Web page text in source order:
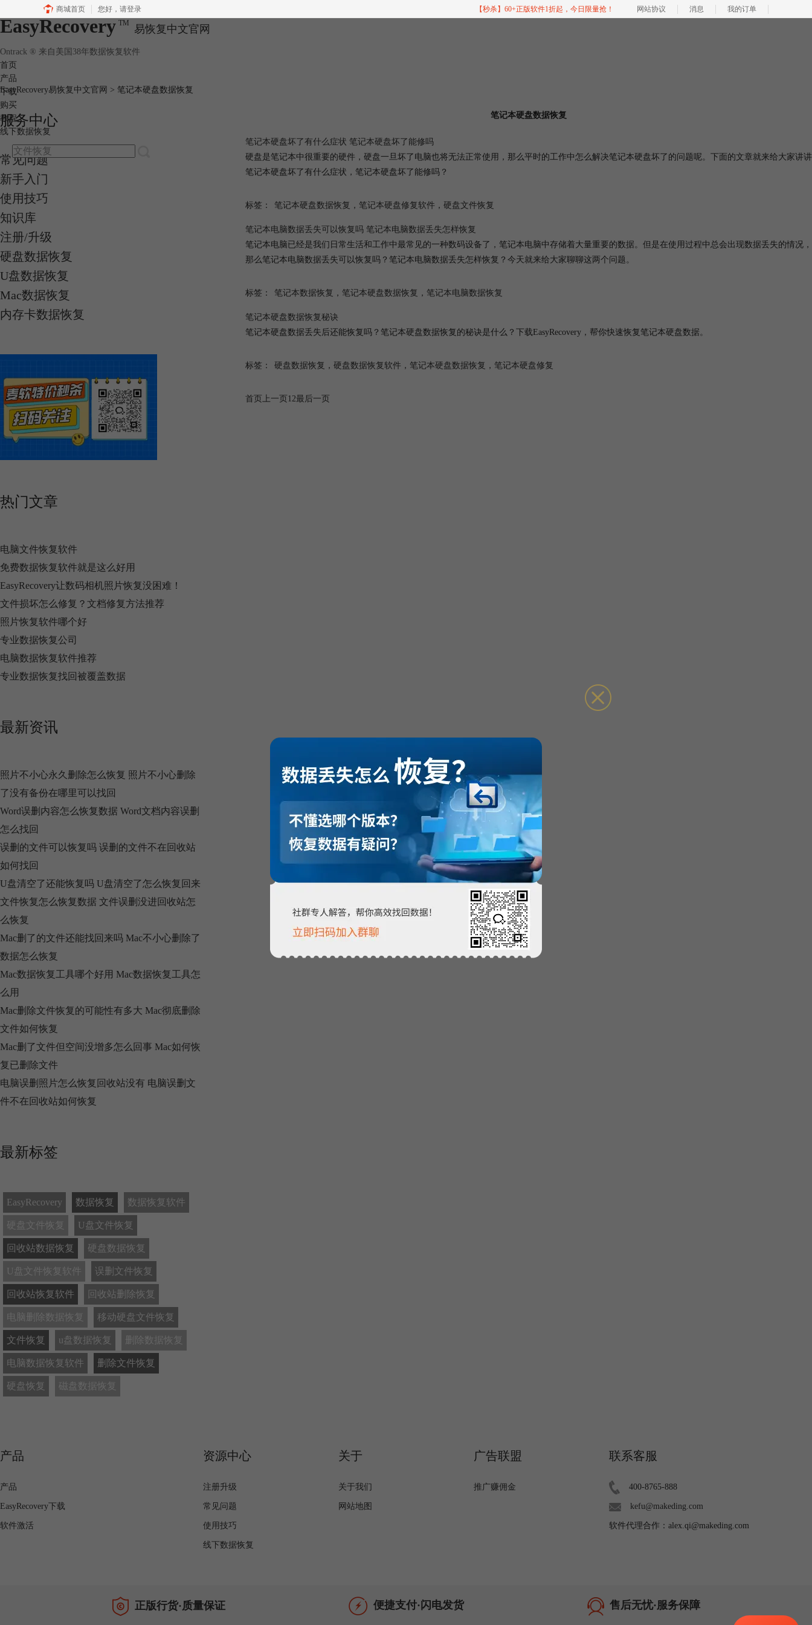
商城首页 您好， 请登录 【秒杀】60+正版软件1折起，今日限量抢！ 网站协议 消息 我的订单
EasyRecovery TM 易恢复中文官网
Ontrack ® 来自美国38年数据恢复软件
首页
产品
下载
购买
教程
线下数据恢复
EasyRecovery易恢复中文官网 > 笔记本硬盘数据恢复
服务中心
常见问题
新手入门
使用技巧
知识库
注册/升级
硬盘数据恢复
U盘数据恢复
Mac数据恢复
内存卡数据恢复
热门文章
电脑文件恢复软件
免费数据恢复软件就是这么好用
EasyRecovery让数码相机照片恢复没困难！
文件损坏怎么修复？文档修复方法推荐
照片恢复软件哪个好
专业数据恢复公司
电脑数据恢复软件推荐
专业数据恢复找回被覆盖数据
最新资讯
照片不小心永久删除怎么恢复 照片不小心删除
了没有备份在哪里可以找回
Word误删内容怎么恢复数据 Word文档内容误删
怎么找回
误删的文件可以恢复吗 误删的文件不在回收站
如何找回
U盘清空了还能恢复吗 U盘清空了怎么恢复回来
文件恢复怎么恢复数据 文件误删没进回收站怎
么恢复
Mac删了的文件还能找回来吗 Mac不小心删除了
数据怎么恢复
Mac数据恢复工具哪个好用 Mac数据恢复工具怎
么用
Mac删除文件恢复的可能性有多大 Mac彻底删除
文件如何恢复
Mac删了文件但空间没增多怎么回事 Mac如何恢
复已删除文件
电脑误删照片怎么恢复回收站没有 电脑误删文
件不在回收站如何恢复
最新标签
EasyRecovery 数据恢复 数据恢复软件
硬盘文件恢复 U盘文件恢复
回收站数据恢复 硬盘数据恢复
U盘文件恢复软件 误删文件恢复
回收站恢复软件 回收站删除恢复
电脑删除数据恢复 移动硬盘文件恢复
文件恢复 u盘数据恢复 删除数据恢复
电脑数据恢复软件 删除文件恢复
硬盘恢复 磁盘数据恢复
笔记本硬盘数据恢复
笔记本硬盘坏了有什么症状 笔记本硬盘坏了能修吗
硬盘是笔记本中很重要的硬件，硬盘一旦坏了电脑也将无法正常使用，那么平时的工作中怎么解决笔记本硬盘坏了的问题呢。下面的文章就来给大家讲讲
笔记本硬盘坏了有什么症状，笔记本硬盘坏了能修吗？
标签： 笔记本硬盘数据恢复 ， 笔记本硬盘修复软件 ， 硬盘文件恢复
笔记本电脑数据丢失可以恢复吗 笔记本电脑数据丢失怎样恢复
笔记本电脑已经是我们日常生活和工作中最常见的一种数码设备了，笔记本电脑中存储着大量重要的数据。但是在使用过程中总会出现数据丢失的情况，
那么笔记本电脑数据丢失可以恢复吗？笔记本电脑数据丢失怎样恢复？今天就来给大家聊聊这两个问题。
标签： 笔记本数据恢复 ， 笔记本硬盘数据恢复 ， 笔记本电脑数据恢复
笔记本硬盘数据恢复秘诀
笔记本硬盘数据丢失后还能恢复吗？笔记本硬盘数据恢复的秘诀是什么？下载EasyRecovery，帮你快速恢复笔记本硬盘数据。
标签： 硬盘数据恢复 ， 硬盘数据恢复软件 ， 笔记本硬盘数据恢复 ， 笔记本硬盘修复
首页 上一页 12最后一页
产品
产品
EasyRecovery下载
软件激活
资源中心
注册升级
常见问题
使用技巧
线下数据恢复
关于
关于我们
网站地图
广告联盟
推广赚佣金
联系客服
400-8765-888
kefu@makeding.com
软件代理合作：alex.qi@makeding.com
正版行货·质量保证 便捷支付·闪电发货 售后无忧·服务保障